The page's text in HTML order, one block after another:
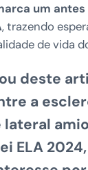
um
, trazendo
de vida
deste
a
lateral
ELA 2024